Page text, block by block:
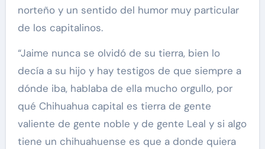
norteño y un sentido del humor muy particular
de los capitalinos.
“Jaime nunca se olvidó de su tierra, bien lo
decía a su hijo y hay testigos de que siempre a
dónde iba, hablaba de ella mucho orgullo, por
qué Chihuahua capital es tierra de gente
valiente de gente noble y de gente Leal y si algo
tiene un chihuahuense es que a donde quiera